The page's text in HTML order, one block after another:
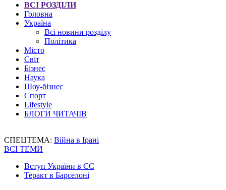
ВСІ РОЗДІЛИ
Головна
Україна
Всі новини розділу
Політика
Місто
Світ
Бізнес
Наука
Шоу-бізнес
Спорт
Lifestyle
БЛОГИ ЧИТАЧІВ
СПЕЦТЕМА: Війна в Ірані
ВСІ ТЕМИ
Вступ України в ЄС
Теракт в Барселоні